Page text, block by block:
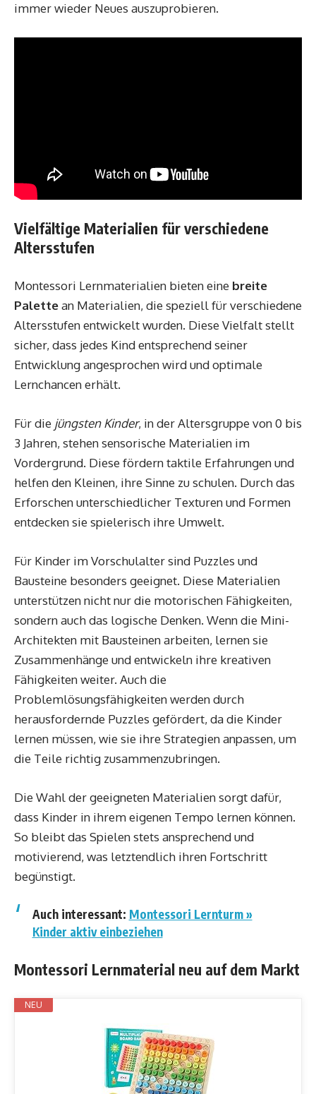
immer wieder Neues auszuprobieren.
Vielfältige Materialien für verschiedene
Altersstufen
Montessori Lernmaterialien bieten eine breite
Palettean Materialien, die speziell für verschiedene
Altersstufen entwickelt wurden. Diese Vielfalt stellt
sicher, dass jedes Kind entsprechend seiner
Entwicklung angesprochen wird und optimale
Lernchancen erhält.
Für die jüngsten Kinder, in der Altersgruppe von 0 bis
3 Jahren, stehen sensorische Materialien im
Vordergrund. Diese fördern taktile Erfahrungen und
helfen den Kleinen, ihre Sinne zu schulen. Durch das
Erforschen unterschiedlicher Texturen und Formen
entdecken sie spielerisch ihre Umwelt.
Für Kinder im Vorschulalter sind Puzzles und
Bausteine besonders geeignet. Diese Materialien
unterstützen nicht nur die motorischen Fähigkeiten,
sondern auch das logische Denken. Wenn die Mini-
Architekten mit Bausteinen arbeiten, lernen sie
Zusammenhänge und entwickeln ihre kreativen
Fähigkeiten weiter. Auch die
Problemlösungsfähigkeiten werden durch
herausfordernde Puzzles gefördert, da die Kinder
lernen müssen, wie sie ihre Strategien anpassen, um
die Teile richtig zusammenzubringen.
Die Wahl der geeigneten Materialien sorgt dafür,
dass Kinder in ihrem eigenen Tempo lernen können.
So bleibt das Spielen stets ansprechend und
motivierend, was letztendlich ihren Fortschritt
begünstigt.
Auch interessant: Montessori Lernturm »
Kinder aktiv einbeziehen
Montessori Lernmaterial neu auf dem Markt
NEU